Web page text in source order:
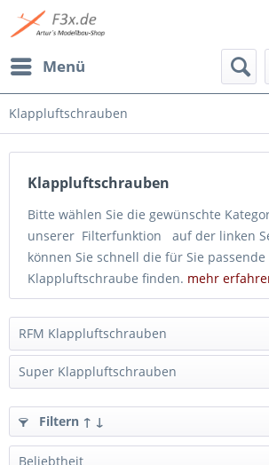
Menü
Klappluftschrauben
Klappluftschrauben
Bitte wählen Sie die gewünschte
unserer Filterfunktion auf der linken
können Sie schnell die für Sie passende
Klappluftschraube finden. mehr
RFM Klappluftschrauben
Super Klappluftschrauben
Filtern ↑ ↓